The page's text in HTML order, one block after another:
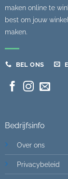
maken online te
best om jouw
maken.
BEL ONS
Bedrijfsinfo
Over ons
Privacybeleid